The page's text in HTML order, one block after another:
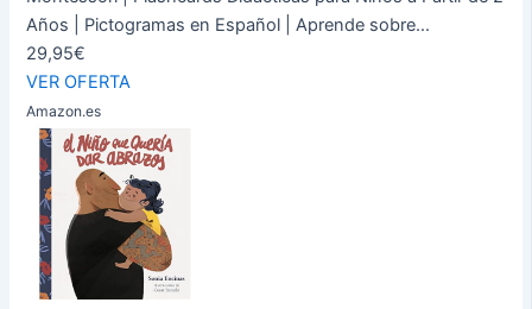
Años | Pictogramas en Español | Aprende sobre...
29,95€
VER OFERTA
Amazon.es